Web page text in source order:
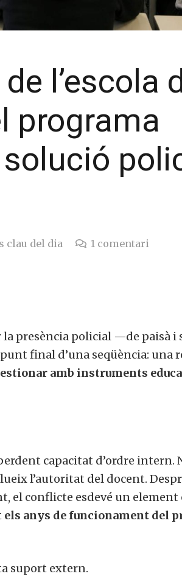
l’escola
programa
solució
clau del dia 1 comentari
presència policial —de paisà i
final d’una seqüència: una
amb instruments
capacitat d’ordre intern.
l’autoritat del docent.
el conflicte esdevé un
els anys de funcionament del
suport extern.